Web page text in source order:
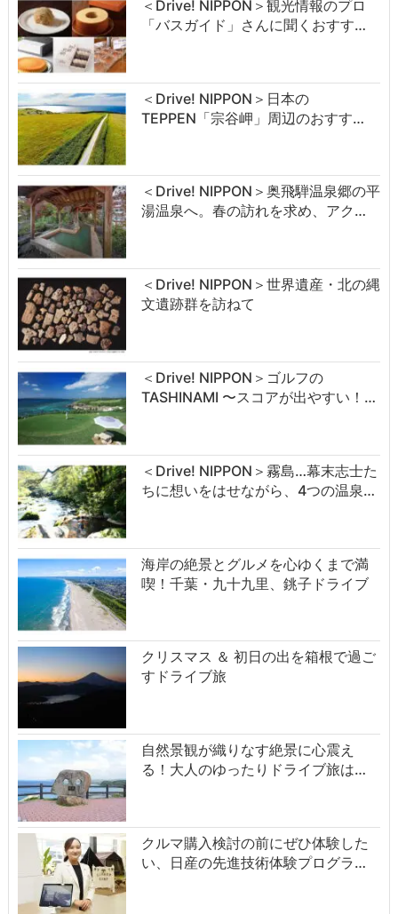
＜Drive! NIPPON＞観光情報のプロ
「バスガイド」さんに聞くおすす…
＜Drive! NIPPON＞日本の
TEPPEN「宗谷岬」周辺のおすす…
＜Drive! NIPPON＞奥飛騨温泉郷の平
湯温泉へ。春の訪れを求め、アク…
＜Drive! NIPPON＞世界遺産・北の縄
文遺跡群を訪ねて
＜Drive! NIPPON＞ゴルフの
TASHINAMI 〜スコアが出やすい！…
＜Drive! NIPPON＞霧島…幕末志士た
ちに想いをはせながら、4つの温泉…
海岸の絶景とグルメを心ゆくまで満
喫！千葉・九十九里、銚子ドライブ
クリスマス ＆ 初日の出を箱根で過ご
すドライブ旅
自然景観が織りなす絶景に心震え
る！大人のゆったりドライブ旅は…
クルマ購入検討の前にぜひ体験した
い、日産の先進技術体験プログラ…